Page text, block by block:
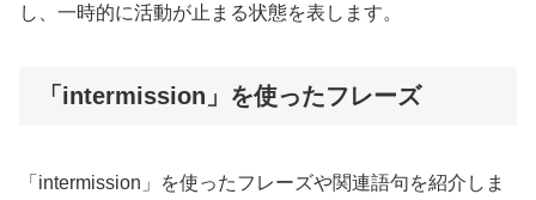
し、一時的に活動が止まる状態を表します。
「intermission」を使ったフレーズ
「intermission」を使ったフレーズや関連語句を紹介しま